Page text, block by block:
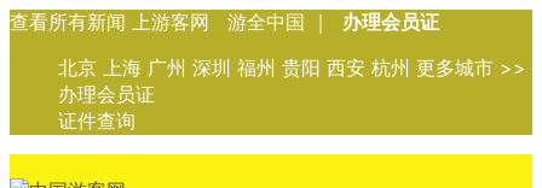
查看所有新闻 上游客网 游全中国 ｜
办理会员证
北京 上海 广州 深圳 福州 贵阳 西安 杭州 更多城市 >>
办理会员证
证件查询